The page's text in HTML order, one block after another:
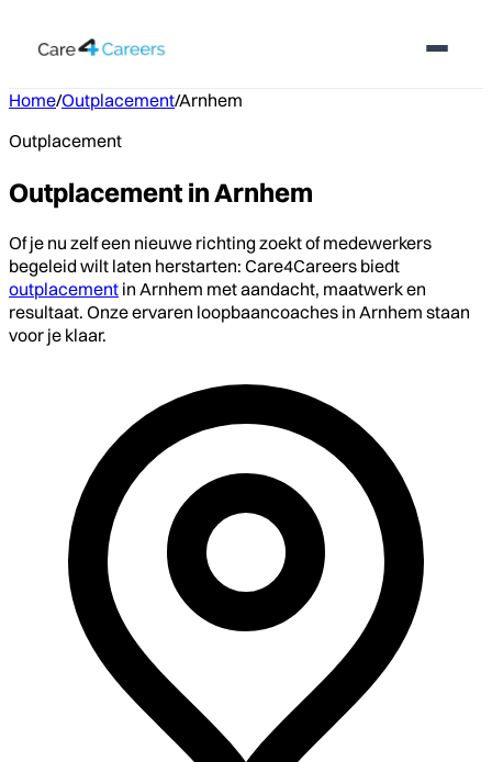
Home/Outplacement/Arnhem
Outplacement
Outplacement in Arnhem
Of je nu zelf een nieuwe richting zoekt of medewerkers
begeleid wilt laten herstarten: Care4Careers biedt
outplacement in Arnhem met aandacht, maatwerk en
resultaat. Onze ervaren loopbaancoaches in Arnhem staan
voor je klaar.